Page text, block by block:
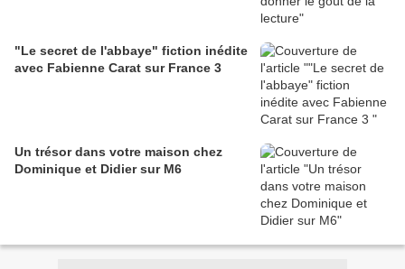
"Le secret de l'abbaye" fiction inédite
avec Fabienne Carat sur France 3
Un trésor dans votre maison chez
Dominique et Didier sur M6